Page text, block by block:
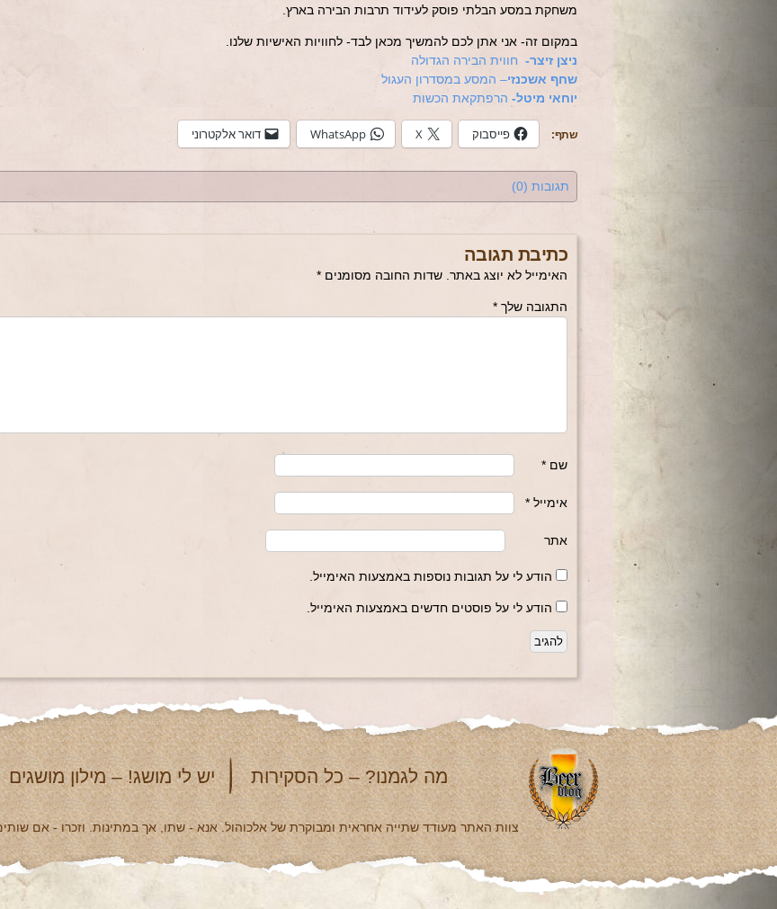
משחקת במסע הבלתי פוסק לעידוד תרבות הבירה בארץ.
במקום זה- אני אתן לכם להמשיך מכאן לבד- לחוויות האישיות שלנו.
ניצן זיצר- חווית הבירה הגדולה
שחף אשכנזי– המסע במסדרון העגול
יוחאי מיטל- הרפתקאת הכשות
שתף: פייסבוק X
WhatsApp דואר אלקטרוני
תגובות (0)
כתיבת תגובה
האימייל לא יוצג באתר. שדות החובה מסומנים *
התגובה שלך *
שם *
אימייל *
אתר
הודע לי על תגובות נוספות באמצעות האימייל.
הודע לי על פוסטים חדשים באמצעות האימייל.
מה לגמנו? – כל הסקירות יש לי מושג! – מילון מושגים
צוות האתר מעודד שתייה אחראית ומבוקרת של אלכוהול. אנא - שתו, אך במתינות. וזכרו - אם